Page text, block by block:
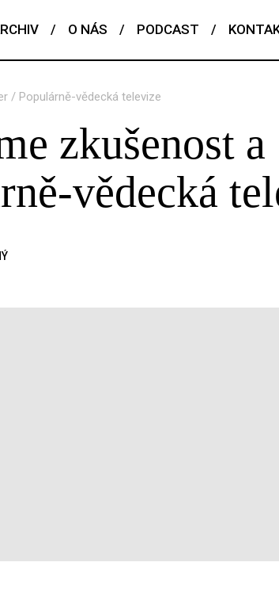
/ O NÁS / PODCAST /
/ Populárně-vědecká televize
zkušenost a
vědecká